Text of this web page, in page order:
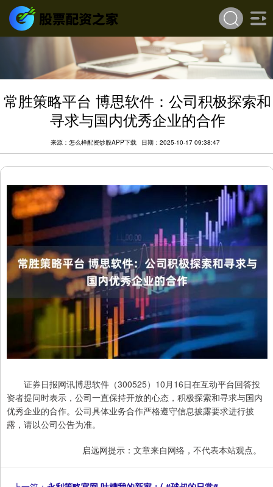
常胜策略平台 博思软件：公司积极探索和
寻求与国内优秀企业的合作
来源：怎么样配资炒股APP下载 日期：2025-10-17 09:38:47
证券日报网讯博思软件（300525）10月16日在互动平台回答投
资者提问时表示，公司一直保持开放的心态，积极探索和寻求与国内
优秀企业的合作。公司具体业务合作严格遵守信息披露要求进行披
露，请以公司公告为准。
启远网提示：文章来自网络，不代表本站观点。